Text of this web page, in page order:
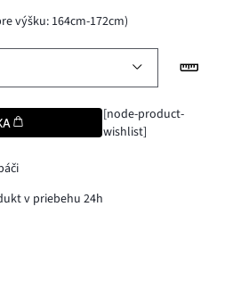
výšku: 164cm-172cm)
[node-product-
wishlist]
v priebehu 24h